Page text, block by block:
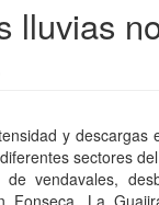
lluvias
y
sectores
de vendavales,